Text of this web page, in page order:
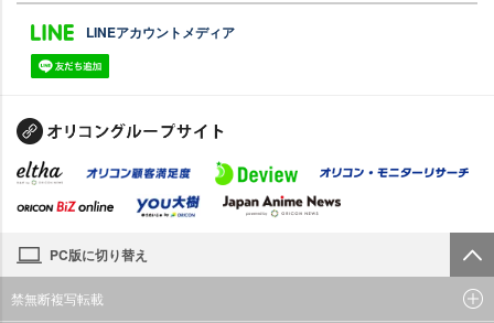
LINEアカウントメディア
PC版に切り替え
禁無断複写転載